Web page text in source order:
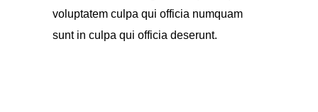
voluptatem culpa qui officia numquam
sunt in culpa qui officia deserunt.